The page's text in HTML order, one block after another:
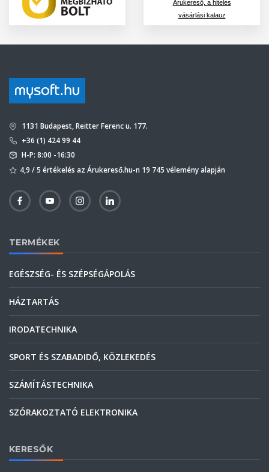
Árukereső, a hiteles
vásárlási kalauz
1131 Budapest, Reitter Ferenc u. 177.
+36 (1) 424 99 44
H-P: 8:00 -16:30
4,9 / 5 értékelés az Árukereső.hu-n 19 745 vélemény alapján
TERMÉKEK
EGÉSZSÉG- ÉS SZÉPSÉGÁPOLÁS
HÁZTARTÁS
IRODATECHNIKA
SPORT ÉS SZABADIDŐ, KÖZLEKEDÉS
SZÁMÍTÁSTECHNIKA
SZÓRAKOZTATÓ ELEKTRONIKA
KERESŐK